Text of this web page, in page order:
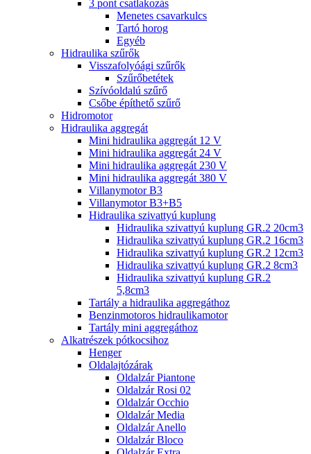
3 pont csatlakozás
Menetes csavarkulcs
Tartó horog
Egyéb
Hidraulika szűrők
Visszafolyóági szűrők
Szűrőbetétek
Szívóoldalú szűrő
Csőbe építhető szűrő
Hidromotor
Hidraulika aggregát
Mini hidraulika aggregát 12 V
Mini hidraulika aggregát 24 V
Mini hidraulika aggregát 230 V
Mini hidraulika aggregát 380 V
Villanymotor B3
Villanymotor B3+B5
Hidraulika szivattyú kuplung
Hidraulika szivattyú kuplung GR.2 20cm3
Hidraulika szivattyú kuplung GR.2 16cm3
Hidraulika szivattyú kuplung GR.2 12cm3
Hidraulika szivattyú kuplung GR.2 8cm3
Hidraulika szivattyú kuplung GR.2
5,8cm3
Tartály a hidraulika aggregáthoz
Benzinmotoros hidraulikamotor
Tartály mini aggregáthoz
Alkatrészek pótkocsihoz
Henger
Oldalajtózárak
Oldalzár Piantone
Oldalzár Rosi 02
Oldalzár Occhio
Oldalzár Media
Oldalzár Anello
Oldalzár Bloco